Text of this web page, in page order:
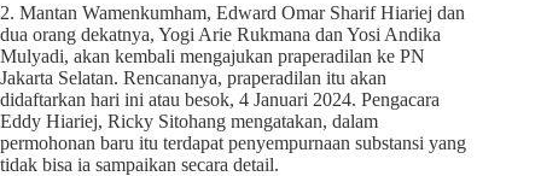
2. Mantan Wamenkumham, Edward Omar Sharif Hiariej dan
dua orang dekatnya, Yogi Arie Rukmana dan Yosi Andika
Mulyadi, akan kembali mengajukan praperadilan ke PN
Jakarta Selatan. Rencananya, praperadilan itu akan
didaftarkan hari ini atau besok, 4 Januari 2024. Pengacara
Eddy Hiariej, Ricky Sitohang mengatakan, dalam
permohonan baru itu terdapat penyempurnaan substansi yang
tidak bisa ia sampaikan secara detail.